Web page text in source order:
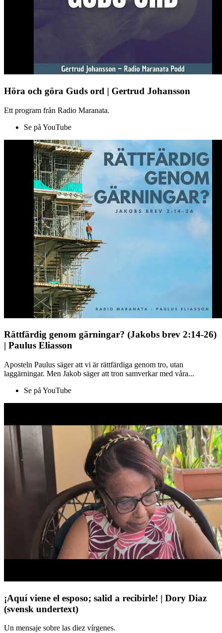
Höra och göra Guds ord | Gertrud Johansson
Ett program från Radio Maranata.
Se på YouTube
Rättfärdig genom gärningar? (Jakobs brev 2:14-26)
| Paulus Eliasson
Aposteln Paulus säger att vi är rättfärdiga genom tro, utan
laggärningar. Men Jakob säger att tron samverkar med våra...
Se på YouTube
¡Aquí viene el esposo; salid a recibirle! | Dory Diaz
(svensk undertext)
Un mensaje sobre las diez vírgenes.